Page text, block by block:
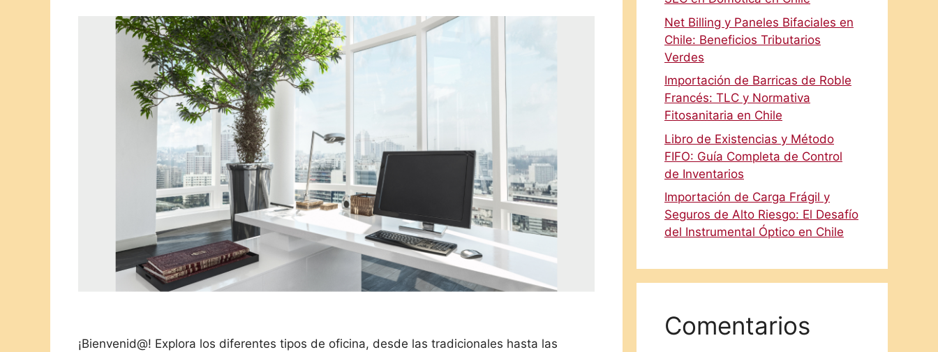
¡Bienvenid@! Explora los diferentes tipos de oficina, desde las tradicionales hasta las
Net Billing y Paneles Bifaciales en
Chile: Beneficios Tributarios
Verdes
Importación de Barricas de Roble
Francés: TLC y Normativa
Fitosanitaria en Chile
Libro de Existencias y Método
FIFO: Guía Completa de Control
de Inventarios
Importación de Carga Frágil y
Seguros de Alto Riesgo: El Desafío
del Instrumental Óptico en Chile
Comentarios